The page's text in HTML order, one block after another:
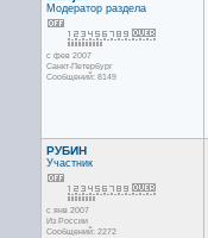
Модератор раздела
с фев 2007
Санкт-Петербург
Сообщений: 8149
РУБИН
Участник
с янв 2007
Из России
Сообщений: 2272